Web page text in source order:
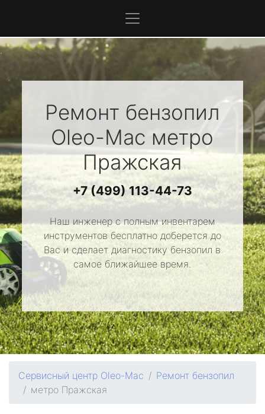
Ремонт бензопил
Oleo-Mac метро
Пражская
+7 (499) 113-44-73
Наш инженер с полным инвентарем
инструментов бесплатно доберется до
Вас и сделает диагностику бензопил в
самое ближайшее время.
Сервисный центр Oleo-Mac
Ремонт бензопил
метро Пражская